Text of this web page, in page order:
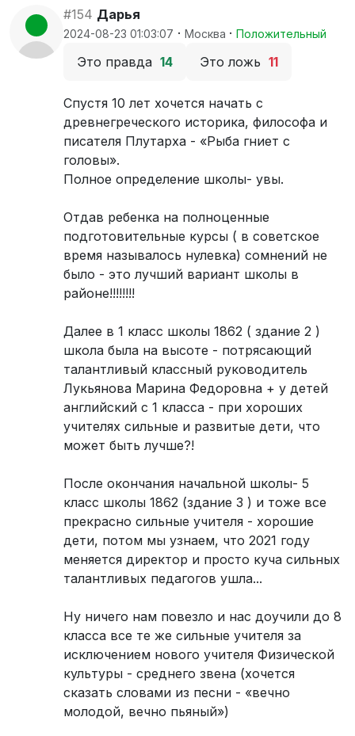
#154 Дарья
2024-08-23 01:03:07 · Москва · Положительный
Это правда 14 Это ложь 11
Спустя 10 лет хочется начать с
древнегреческого историка, философа и
писателя Плутарха - «Рыба гниет с
головы».
Полное определение школы- увы.
Отдав ребенка на полноценные
подготовительные курсы ( в советское
время называлось нулевка) сомнений не
было - это лучший вариант школы в
районе!!!!!!!!
Далее в 1 класс школы 1862 ( здание 2 )
школа была на высоте - потрясающий
талантливый классный руководитель
Лукьянова Марина Федоровна + у детей
английский с 1 класса - при хороших
учителях сильные и развитые дети, что
может быть лучше?!
После окончания начальной школы- 5
класс школы 1862 (здание 3 ) и тоже все
прекрасно сильные учителя - хорошие
дети, потом мы узнаем, что 2021 году
меняется директор и просто куча сильных
талантливых педагогов ушла...
Ну ничего нам повезло и нас доучили до 8
класса все те же сильные учителя за
исключением нового учителя Физической
культуры - среднего звена (хочется
сказать словами из песни - «вечно
молодой, вечно пьяный»)